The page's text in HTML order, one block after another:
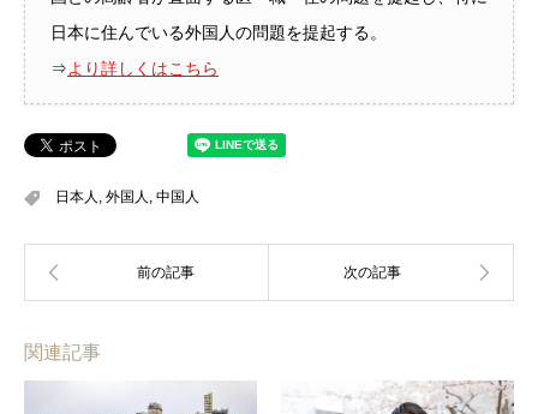
日本に住んでいる外国人の問題を提起する。
⇒より詳しくはこちら
日本人 , 外国人 , 中国人
関連記事